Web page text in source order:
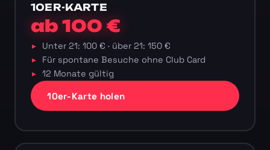
10ER-KARTE
ab 100 €
Unter 21: 100 € · über 21: 150 €
Für spontane Besuche ohne Club Card
12 Monate gültig
10er-Karte holen